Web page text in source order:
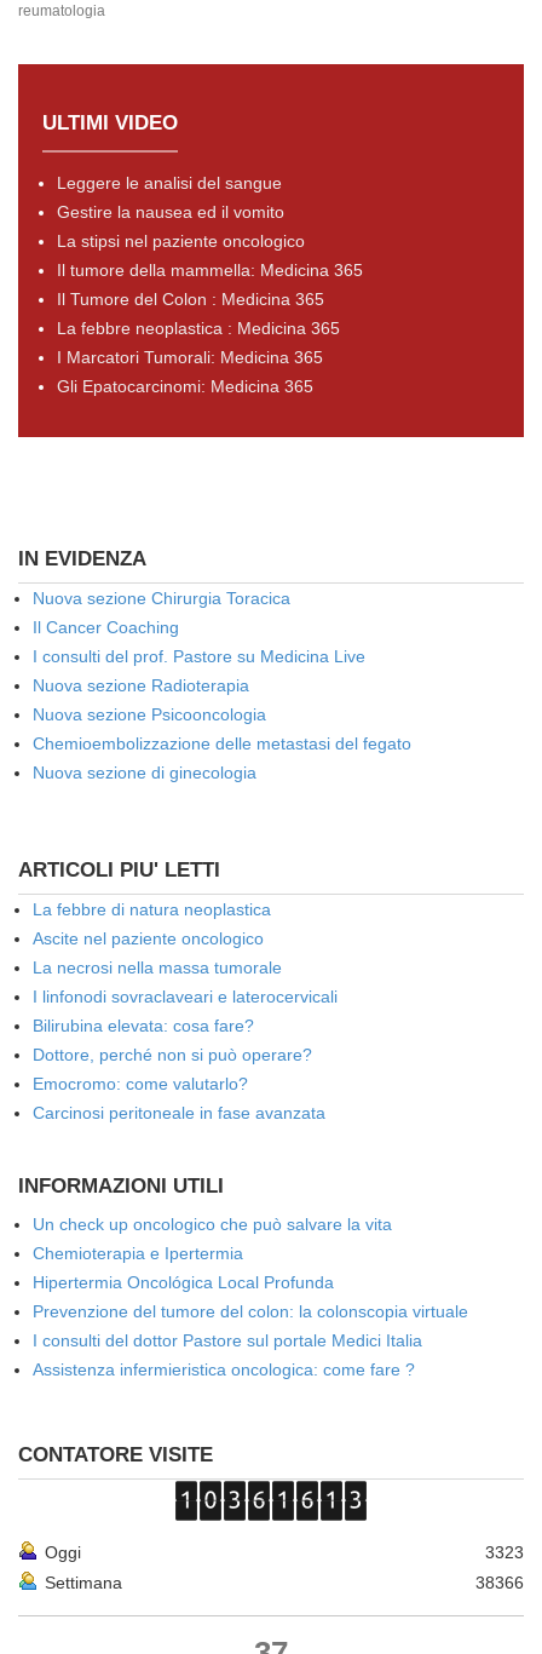
reumatologia
ULTIMI VIDEO
Leggere le analisi del sangue
Gestire la nausea ed il vomito
La stipsi nel paziente oncologico
Il tumore della mammella: Medicina 365
Il Tumore del Colon : Medicina 365
La febbre neoplastica : Medicina 365
I Marcatori Tumorali: Medicina 365
Gli Epatocarcinomi: Medicina 365
IN EVIDENZA
Nuova sezione Chirurgia Toracica
Il Cancer Coaching
I consulti del prof. Pastore su Medicina Live
Nuova sezione Radioterapia
Nuova sezione Psicooncologia
Chemioembolizzazione delle metastasi del fegato
Nuova sezione di ginecologia
ARTICOLI PIU' LETTI
La febbre di natura neoplastica
Ascite nel paziente oncologico
La necrosi nella massa tumorale
I linfonodi sovraclaveari e laterocervicali
Bilirubina elevata: cosa fare?
Dottore, perché non si può operare?
Emocromo: come valutarlo?
Carcinosi peritoneale in fase avanzata
INFORMAZIONI UTILI
Un check up oncologico che può salvare la vita
Chemioterapia e Ipertermia
Hipertermia Oncológica Local Profunda
Prevenzione del tumore del colon: la colonscopia virtuale
I consulti del dottor Pastore sul portale Medici Italia
Assistenza infermieristica oncologica: come fare ?
CONTATORE VISITE
Oggi
3323
Settimana
38366